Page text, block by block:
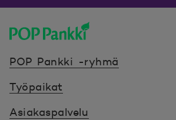
POP Pankki -ryhmä
Työpaikat
Asiakaspalvelu